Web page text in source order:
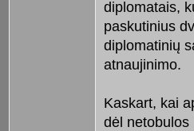
diplomatais,
paskutinius
diplomatinių
atnaujinimo.
Kaskart, kai
dėl netobulos